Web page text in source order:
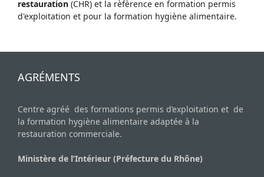
restauration (CHR) et la rèfèrence en formation permis
d'exploitation et pour la formation hygiène alimentaire.
AGRÉMENTS
Centre agréé des formations permis d’exploitation et de
la formation hygiène alimentaire adaptée à la
restauration commerciale.
Ministère de l’Intérieur (Préfecture du Rhône)